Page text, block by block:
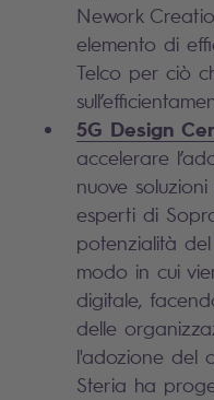
Nework
elemento di
Telco per ciò
5G Design
accelerare
nuove
esperti di
potenzialità
modo in cui
digitale,
delle
l'adozione del
Steria ha